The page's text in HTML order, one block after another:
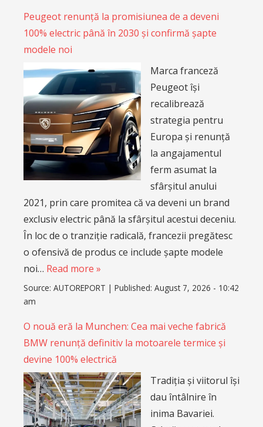
Peugeot renunță la promisiunea de a deveni
100% electric până în 2030 și confirmă șapte
modele noi
Marca franceză
Peugeot își
recalibrează
strategia pentru
Europa și renunță
la angajamentul
ferm asumat la
sfârșitul anului
2021, prin care promitea că va deveni un brand
exclusiv electric până la sfârșitul acestui deceniu.
În loc de o tranziție radicală, francezii pregătesc
o ofensivă de produs ce include șapte modele
noi… Read more »
Source: AUTOREPORT | Published: August 7, 2026 - 10:42
am
O nouă eră la Munchen: Cea mai veche fabrică
BMW renunță definitiv la motoarele termice și
devine 100% electrică
Tradiția și viitorul își
dau întâlnire în
inima Bavariei.